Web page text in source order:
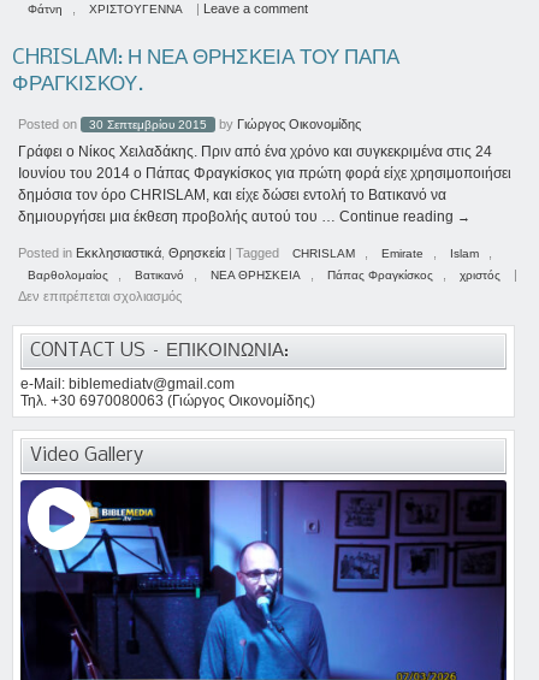
Φάτνη , ΧΡΙΣΤΟΥΓΕΝΝΑ Leave a comment
CHRISLAM: Η ΝΕΑ ΘΡΗΣΚΕΙΑ ΤΟΥ ΠΑΠΑ
ΦΡΑΓΚΙΣΚΟΥ.
Posted on 30 Σεπτεμβρίου 2015 by Γιώργος Οικονομίδης
Γράφει ο Νίκος Χειλαδάκης. Πριν από ένα χρόνο και συγκεκριμένα στις 24
Ιουνίου του 2014 ο Πάπας Φραγκίσκος για πρώτη φορά είχε χρησιμοποιήσει
δημόσια τον όρο CHRISLAM, και είχε δώσει εντολή το Βατικανό να
δημιουργήσει μια έκθεση προβολής αυτού του … Continue reading →
Posted in Εκκλησιαστικά, Θρησκεία Tagged CHRISLAM , Emirate , Islam ,
Βαρθολομαίος , Βατικανό , ΝΕΑ ΘΡΗΣΚΕΙΑ , Πάπας Φραγκίσκος , χριστός
Δεν επιτρέπεται σχολιασμός
CONTACT US – ΕΠΙΚΟΙΝΩΝΙΑ:
e-Mail: biblemediatv@gmail.com
Τηλ. +30 6970080063 (Γιώργος Οικονομίδης)
Video Gallery